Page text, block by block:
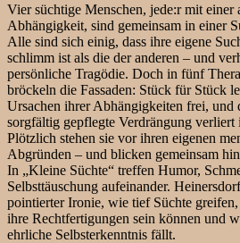
Vier süchtige Menschen, jede:r mit einer
Abhängigkeit, sind gemeinsam in einer
Alle sind sich einig, dass ihre eigene
schlimm ist als die der anderen – und
persönliche Tragödie. Doch in fünf
bröckeln die Fassaden: Stück für Stück
Ursachen ihrer Abhängigkeiten frei, und
sorgfältig gepflegte Verdrängung verliert
Plötzlich stehen sie vor ihren eigenen
Abgründen – und blicken gemeinsam
In „Kleine Süchte“ treffen Humor,
Selbsttäuschung aufeinander.
pointierter Ironie, wie tief Süchte
ihre Rechtfertigungen sein können und
ehrliche Selbsterkenntnis fällt.